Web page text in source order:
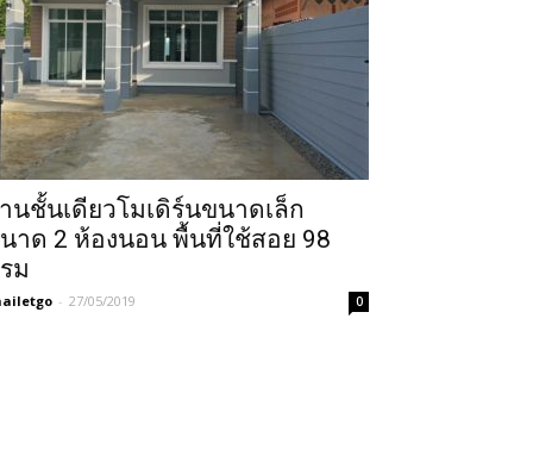
นชั้นเดียวโมเดิร์นขนาดเล็ก
าด 2 ห้องนอน พื้นที่ใช้สอย 98
ม
- 27/05/2019 0